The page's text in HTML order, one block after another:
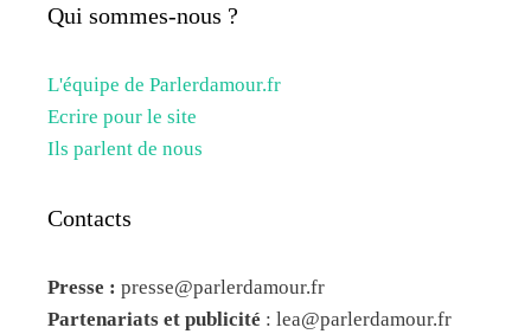
Qui sommes-nous ?
L'équipe de Parlerdamour.fr
Ecrire pour le site
Ils parlent de nous
Contacts
Presse : presse@parlerdamour.fr
Partenariats et publicité : lea@parlerdamour.fr